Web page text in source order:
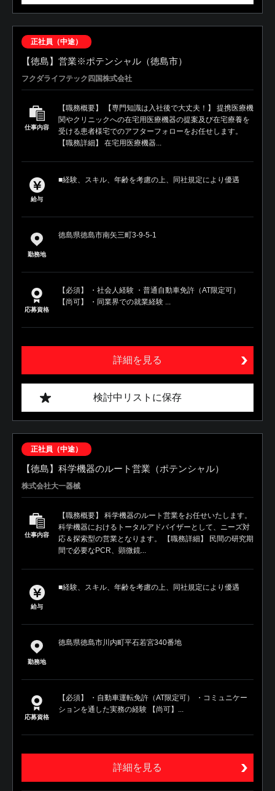
正社員（中途）
【徳島】営業※ポテンシャル（徳島市）
フクダライフテック四国株式会社
仕事内容
【職務概要】 【専門知識は入社後で大丈夫！】 提携医療機
関やクリニックへの在宅用医療機器の提案及び在宅療養を
受ける患者様宅でのアフターフォローをお任せします。
【職務詳細】 在宅用医療機器...
給与
■経験、スキル、年齢を考慮の上、同社規定により優遇
勤務地
徳島県徳島市南矢三町3-9-5-1
応募資格
【必須】 ・社会人経験 ・普通自動車免許（AT限定可）
【尚可】 ・同業界での就業経験 ...
詳細を見る
検討中リストに保存
正社員（中途）
【徳島】科学機器のルート営業（ポテンシャル）
株式会社大一器械
仕事内容
【職務概要】 科学機器のルート営業をお任せいたします。
科学機器におけるトータルアドバイザーとして、ニーズ対
応＆探索型の営業となります。 【職務詳細】 民間の研究期
間で必要なPCR、顕微鏡...
給与
■経験、スキル、年齢を考慮の上、同社規定により優遇
勤務地
徳島県徳島市川内町平石若宮340番地
応募資格
【必須】 ・自動車運転免許（AT限定可） ・コミュニケー
ションを通した実務の経験 【尚可】...
詳細を見る